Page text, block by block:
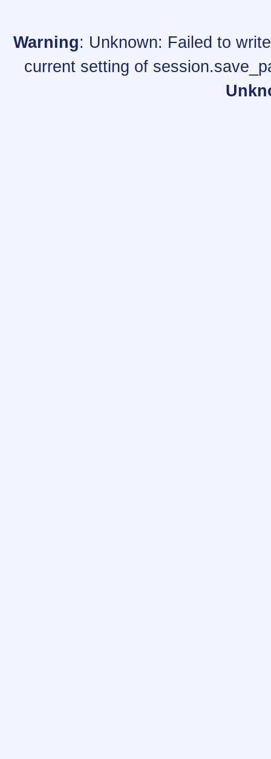
Warning: Unknown: Failed to
current setting of